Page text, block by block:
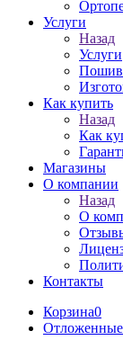
Услуги
Назад
Услуги
Пошив
Как купить
Назад
Как
Магазины
О компании
Назад
О
Контакты
Корзина0
Отложенные